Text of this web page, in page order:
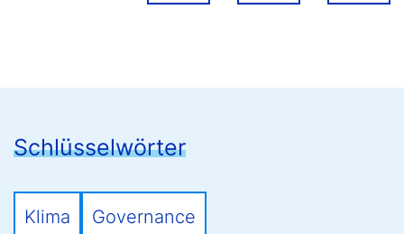
Schlüsselwörter
Klima Governance